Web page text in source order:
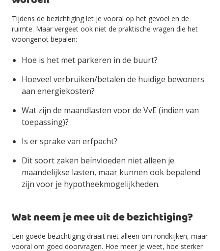
Tijdens de bezichtiging let je vooral op het gevoel en de
ruimte. Maar vergeet ook niet de praktische vragen die het
woongenot bepalen:
Hoe is het met parkeren in de buurt?
Hoeveel verbruiken/betalen de huidige bewoners
aan energiekosten?
Wat zijn de maandlasten voor de VvE (indien van
toepassing)?
Is er sprake van erfpacht?
Dit soort zaken beïnvloeden niet alleen je
maandelijkse lasten, maar kunnen ook bepalend
zijn voor je hypotheekmogelijkheden.
Wat neem je mee uit de bezichtiging?
Een goede bezichtiging draait niet alleen om rondkijken, maar
vooral om goed doorvragen. Hoe meer je weet, hoe sterker